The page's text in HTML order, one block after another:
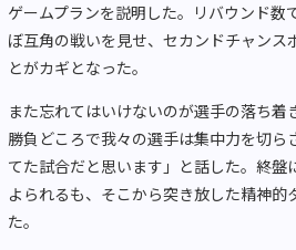
ゲームプランを説明した。リバウンド数
ぼ互角の戦いを見せ、セカンドチャンス
とがカギとなった。
また忘れてはいけないのが選手の落ち着
勝負どころで我々の選手は集中力を切ら
てた試合だと思います」と話した。終盤
よられるも、そこから突き放した精神的
た。